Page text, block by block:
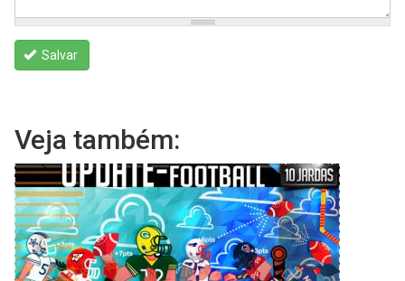
Salvar
Veja também: